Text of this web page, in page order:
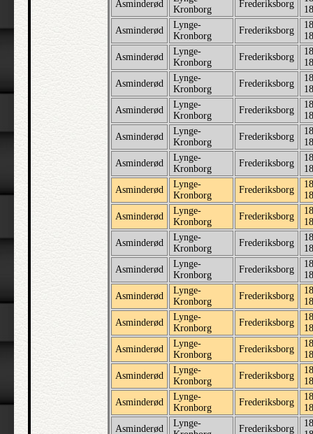
Asminderød
Kronborg
Frederiksborg
Asminderød
Lynge-
Kronborg
Frederiksborg
Asminderød
Lynge-
Kronborg
Frederiksborg
Asminderød
Lynge-
Kronborg
Frederiksborg
Asminderød
Lynge-
Kronborg
Frederiksborg
Asminderød
Lynge-
Kronborg
Frederiksborg
Asminderød
Lynge-
Kronborg
Frederiksborg
Asminderød
Lynge-
Kronborg
Frederiksborg
Asminderød
Lynge-
Kronborg
Frederiksborg
Asminderød
Lynge-
Kronborg
Frederiksborg
Asminderød
Lynge-
Kronborg
Frederiksborg
Asminderød
Lynge-
Kronborg
Frederiksborg
Asminderød
Lynge-
Kronborg
Frederiksborg
Asminderød
Lynge-
Kronborg
Frederiksborg
Asminderød
Lynge-
Kronborg
Frederiksborg
Asminderød
Lynge-
Kronborg
Frederiksborg
Asminderød
Lynge-
Frederiksborg